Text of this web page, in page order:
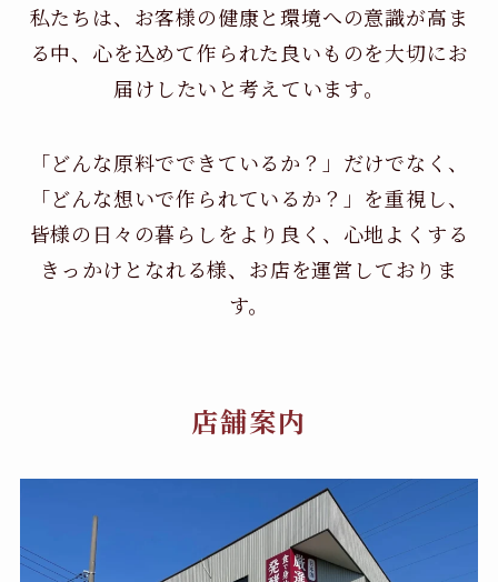
私たちは、お客様の健康と環境への意識が高ま
る中、 心を込めて作られた良いものを大切にお
届けしたいと考えています。
「どんな原料でできているか？」だけでなく、
「どんな想いで作られているか？」を重視し、
皆様の日々の暮らしをより良く、心地よくする
きっかけとなれる様、お店を運営しておりま
す。
店舗案内